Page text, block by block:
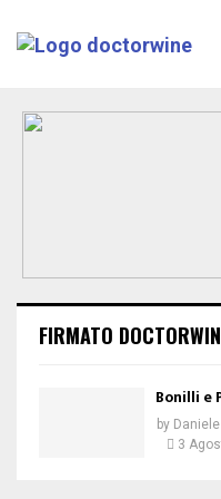
FIRMATO
Bonilli e
by
3